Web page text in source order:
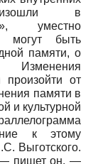
в
уместно
могут быть
памяти, о
произойти от
памяти в
и культурной
к этому
Выготского.
— пишет он, —